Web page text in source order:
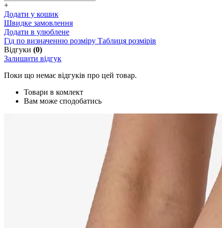
+
Додати у кошик
Швидке замовлення
Додати в улюблене
Гід по визначенню розміру Таблиця розмірів
Відгуки (0)
Залишити відгук
Поки що немає відгуків про цей товар.
Товари в комлект
Вам може сподобатись